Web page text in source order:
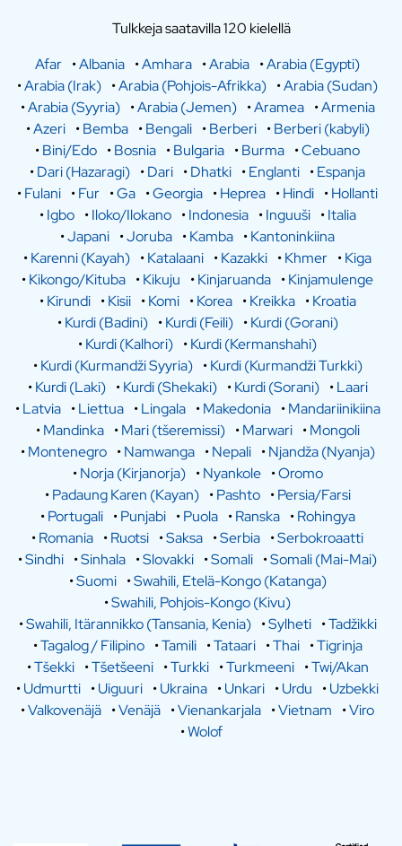
Tulkkeja saatavilla 120 kielellä
Afar •Albania •Amhara •Arabia •Arabia (Egypti)
•Arabia (Irak) •Arabia (Pohjois-Afrikka) •Arabia (Sudan)
•Arabia (Syyria) •Arabia (Jemen) •Aramea •Armenia
•Azeri •Bemba •Bengali •Berberi •Berberi (kabyli)
•Bini/Edo •Bosnia •Bulgaria •Burma •Cebuano
•Dari (Hazaragi) •Dari •Dhatki •Englanti •Espanja
•Fulani •Fur •Ga •Georgia •Heprea •Hindi •Hollanti
•Igbo •Iloko/Ilokano •Indonesia •Inguuši •Italia
•Japani •Joruba •Kamba •Kantoninkiina
•Karenni (Kayah) •Katalaani •Kazakki •Khmer •Kiga
•Kikongo/Kituba •Kikuju •Kinjaruanda •Kinjamulenge
•Kirundi •Kisii •Komi •Korea •Kreikka •Kroatia
•Kurdi (Badini) •Kurdi (Feili) •Kurdi (Gorani)
•Kurdi (Kalhori) •Kurdi (Kermanshahi)
•Kurdi (Kurmandži Syyria) •Kurdi (Kurmandži Turkki)
•Kurdi (Laki) •Kurdi (Shekaki) •Kurdi (Sorani) •Laari
•Latvia •Liettua •Lingala •Makedonia •Mandariinikiina
•Mandinka •Mari (tšeremissi) •Marwari •Mongoli
•Montenegro •Namwanga •Nepali •Njandža (Nyanja)
•Norja (Kirjanorja) •Nyankole •Oromo
•Padaung Karen (Kayan) •Pashto •Persia/Farsi
•Portugali •Punjabi •Puola •Ranska •Rohingya
•Romania •Ruotsi •Saksa •Serbia •Serbokroaatti
•Sindhi •Sinhala •Slovakki •Somali •Somali (Mai-Mai)
•Suomi •Swahili, Etelä-Kongo (Katanga)
•Swahili, Pohjois-Kongo (Kivu)
•Swahili, Itärannikko (Tansania, Kenia) •Sylheti •Tadžikki
•Tagalog / Filipino •Tamili •Tataari •Thai •Tigrinja
•Tšekki •Tšetšeeni •Turkki •Turkmeeni •Twi/Akan
•Udmurtti •Uiguuri •Ukraina •Unkari •Urdu •Uzbekki
•Valkovenäjä •Venäjä •Vienankarjala •Vietnam •Viro
•Wolof